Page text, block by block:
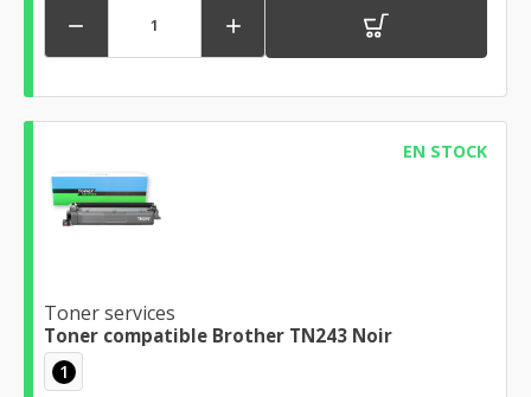
 
EN STOCK
Toner services
Toner compatible Brother TN243 Noir
1